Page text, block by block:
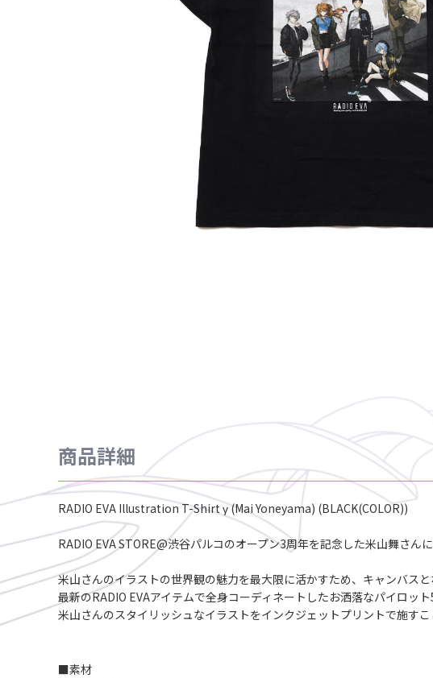
商品詳細
RADIO EVA Illustration T-Shirt γ (Mai Yoneyama) (BLACK(COLOR))
RADIO EVA STORE@渋谷パルコのオープン3周年を記念した米山舞さ
米山さんのイラストの世界観の魅力を最大限に活かすため、キャンバス
最新のRADIO EVAアイテムで全身コーディネートしたお洒落なパイロット
米山さんのスタイリッシュなイラストをインクジェットプリントで施す
■素材